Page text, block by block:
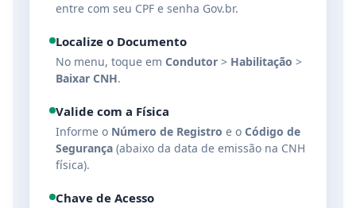
entre com seu CPF e senha Gov.br.
Localize o Documento
No menu, toque em Condutor > Habilitação >
Baixar CNH.
Valide com a Física
Informe o Número de Registro e o Código de
Segurança (abaixo da data de emissão na CNH
física).
Chave de Acesso